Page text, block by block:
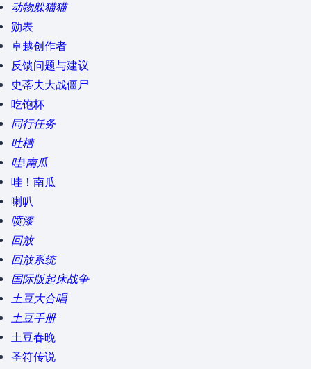
动物躲猫猫
勋表
卓越创作者
反馈问题与建议
史蒂夫大战僵尸
吃饱杯
同行任务
吐槽
哇!南瓜
哇！南瓜
喇叭
喷漆
回放
回放系统
国际版起床战争
土豆大合唱
土豆手册
土豆春晚
圣符传说